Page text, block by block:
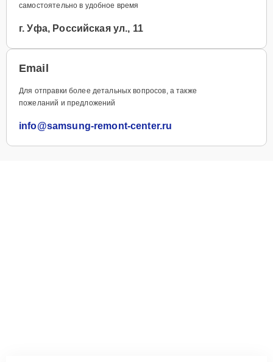
самостоятельно в удобное время
г. Уфа, Российская ул., 11
Email
Для отправки более детальных вопросов, а также
пожеланий и предложений
info@samsung-remont-center.ru